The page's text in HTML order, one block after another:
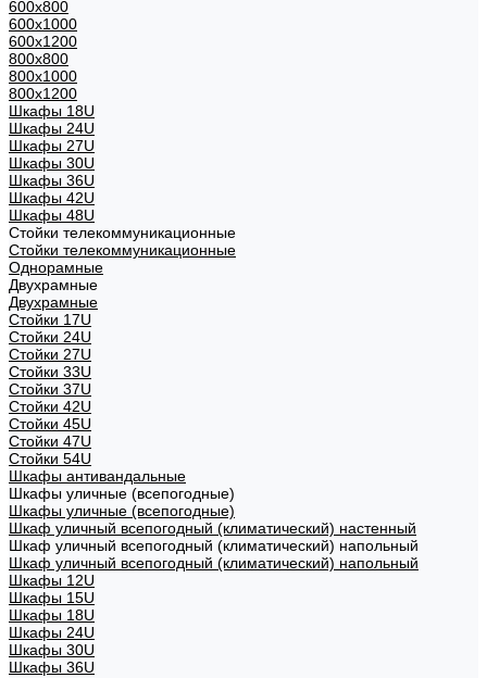
600x800
600х1000
600х1200
800x800
800х1000
800х1200
Шкафы 18U
Шкафы 24U
Шкафы 27U
Шкафы 30U
Шкафы 36U
Шкафы 42U
Шкафы 48U
Стойки телекоммуникационные
Стойки телекоммуникационные
Однорамные
Двухрамные
Двухрамные
Стойки 17U
Стойки 24U
Стойки 27U
Стойки 33U
Стойки 37U
Стойки 42U
Стойки 45U
Стойки 47U
Стойки 54U
Шкафы антивандальные
Шкафы уличные (всепогодные)
Шкафы уличные (всепогодные)
Шкаф уличный всепогодный (климатический) настенный
Шкаф уличный всепогодный (климатический) напольный
Шкаф уличный всепогодный (климатический) напольный
Шкафы 12U
Шкафы 15U
Шкафы 18U
Шкафы 24U
Шкафы 30U
Шкафы 36U